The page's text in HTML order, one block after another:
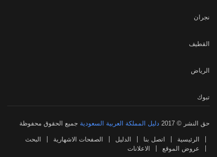
نجران
القطيف
الرياض
تبوك
حق النشر © 2017 دليل المملكة العربية السعودية جميع الحقوق محفوظة
الرئيسية اتصل بنا الدليل الصفحات الاشهارية
البحث
عروض الموقع
الاعلانات